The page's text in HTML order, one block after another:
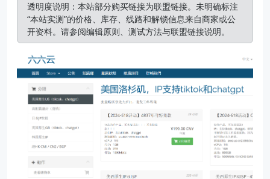
透明度说明：本站部分购买链接为联盟链接。未明确标注
“本站实测”的价格、库存、线路和解锁信息来自商家或公
开资料。请参阅编辑原则、 测试方法与联盟链接说明。